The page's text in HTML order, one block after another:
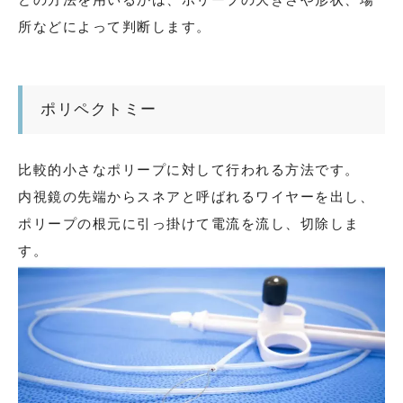
所などによって判断します。
ポリペクトミー
比較的小さなポリープに対して行われる方法です。
内視鏡の先端からスネアと呼ばれるワイヤーを出し、
ポリープの根元に引っ掛けて電流を流し、切除しま
す。